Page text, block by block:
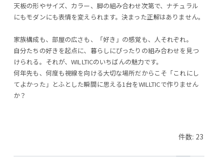
天板の形やサイズ、カラー、脚の組み合わせ次第で、ナチュラル
にもモダンにも表情を変えられます。決まった正解はありません。
家族構成も、部屋の広さも、「好き」の感覚も、人それぞれ。
自分たちの好きを起点に、暮らしにぴったりの組み合わせを見つ
けられる。それが、WILLTICのいちばんの魅力です。
何年先も、何度も視線を向ける大切な場所だからこそ「これにし
てよかった」とふとした瞬間に思える1台をWILLTICで作りません
か？
件数: 23